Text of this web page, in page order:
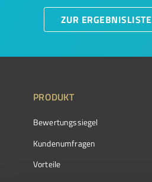
ZUR ERGEBNISLISTE
PRODUKT
Bewertungssiegel
Kundenumfragen
Vorteile